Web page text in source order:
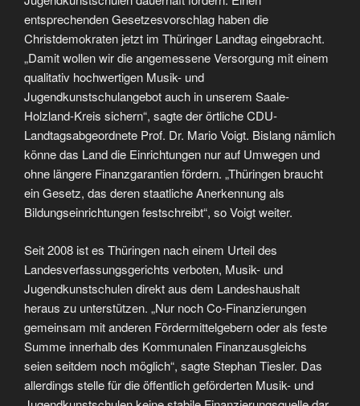
entsprechenden Gesetzesvorschlag haben die
Christdemokraten jetzt im Thüringer Landtag eingebracht.
„Damit wollen wir die angemessene Versorgung mit einem
qualitativ hochwertigen Musik- und
Jugendkunstschulangebot auch in unserem Saale-
Holzland-Kreis sichern“, sagte der örtliche CDU-
Landtagsabgeordnete Prof. Dr. Mario Voigt. Bislang nämlich
könne das Land die Einrichtungen nur auf Umwegen und
ohne längere Finanzgarantien fördern. „Thüringen braucht
ein Gesetz, das deren staatliche Anerkennung als
Bildungseinrichtungen festschreibt“, so Voigt weiter.
Seit 2008 ist es Thüringen nach einem Urteil des
Landesverfassungsgerichts verboten, Musik- und
Jugendkunstschulen direkt aus dem Landeshaushalt
heraus zu unterstützen. „Nur noch Co-Finanzierungen
gemeinsam mit anderen Fördermittelgebern oder als feste
Summe innerhalb des Kommunalen Finanzausgleichs
seien seitdem noch möglich“, sagte Stephan Tiesler. Das
allerdings stelle für die öffentlich geförderten Musik- und